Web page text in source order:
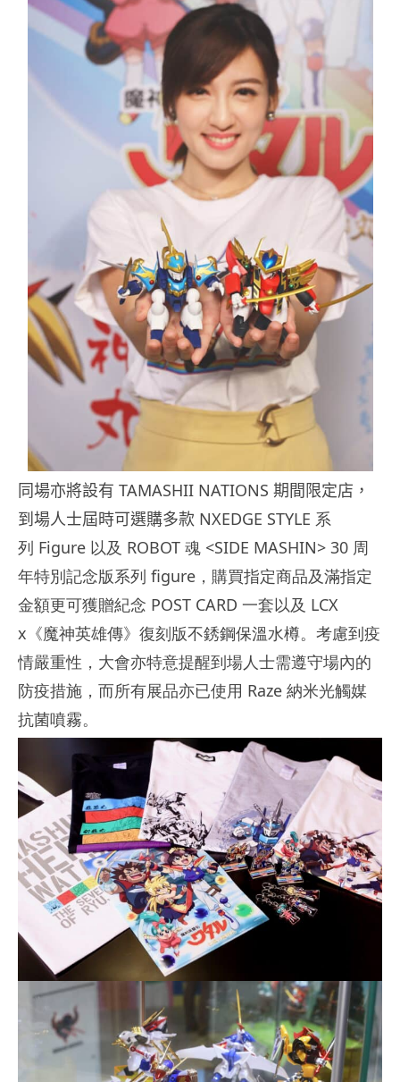
同場亦將設有 TAMASHII NATIONS 期間限定店，
到場人士屆時可選購多款 NXEDGE STYLE 系
列 Figure 以及 ROBOT 魂 <SIDE MASHIN> 30 周
年特別記念版系列 figure，購買指定商品及滿指定
金額更可獲贈紀念 POST CARD 一套以及 LCX
x《魔神英雄傳》復刻版不銹鋼保溫水樽。考慮到疫
情嚴重性，大會亦特意提醒到場人士需遵守場內的
防疫措施，而所有展品亦已使用 Raze 納米光觸媒
抗菌噴霧。